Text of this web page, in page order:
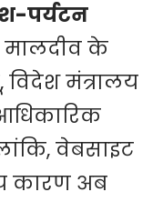
पर्यटन
मालदीव के
विदेश मंत्रालय
वेबसाइट
कारण अब